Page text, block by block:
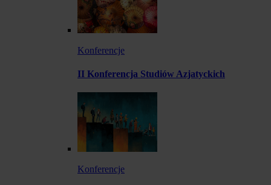
Konferencje
II Konferencja Studiów Azjatyckich
Konferencje